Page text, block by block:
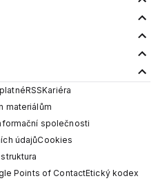
RSSKariéra
materiálům
společnosti
údajůCookies
Points of ContactEtický kodex